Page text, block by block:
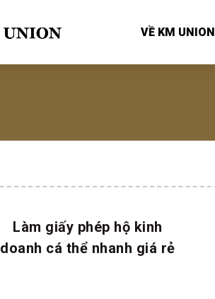
VỀ KM UNION
Làm giấy phép hộ kinh
doanh cá thể nhanh giá rẻ